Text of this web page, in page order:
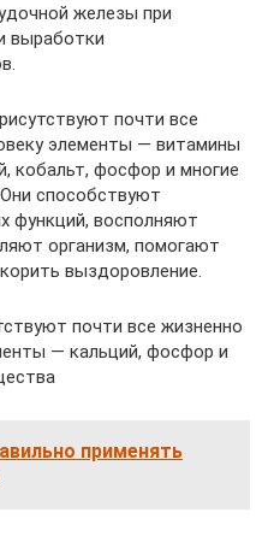
железы при
выработки
почти все
элементы — витамины
кобальт, фосфор и многие
способствуют
функций, восполняют
организм, помогают
выздоровление.
почти все жизненно
— кальций, фосфор и
применять